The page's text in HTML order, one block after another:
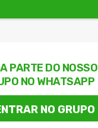
PARTE DO NOSSO
NO WHATSAPP
NO GRUPO